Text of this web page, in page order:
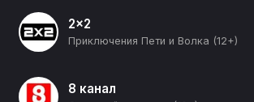
2x2
Приключения Пети и Волка (12+)
8 канал